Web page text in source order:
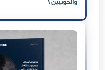
والحوثيين؟